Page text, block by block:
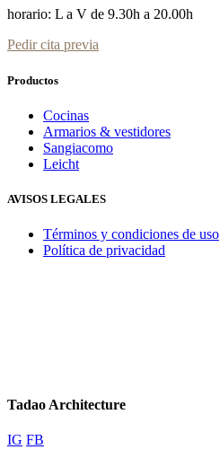
horario: L a V de 9.30h a 20.00h
Pedir cita previa
Productos
Cocinas
Armarios & vestidores
Sangiacomo
Leicht
AVISOS LEGALES
Términos y condiciones de uso
Política de privacidad
Tadao Architecture
IG FB